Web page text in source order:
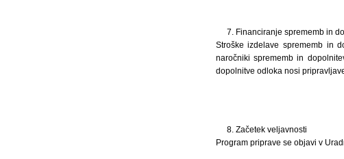
7. Financiranje sprememb in
Stroške izdelave sprememb in
naročniki sprememb in
dopolnitve odloka nosi
8. Začetek veljavnosti
Program priprave se objavi v